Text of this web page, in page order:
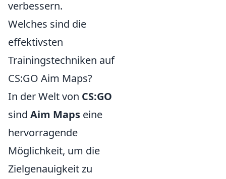
verbessern.
Welches sind die
effektivsten
Trainingstechniken auf
CS:GO Aim Maps?
In der Welt von CS:GO
sind Aim Maps eine
hervorragende
Möglichkeit, um die
Zielgenauigkeit zu